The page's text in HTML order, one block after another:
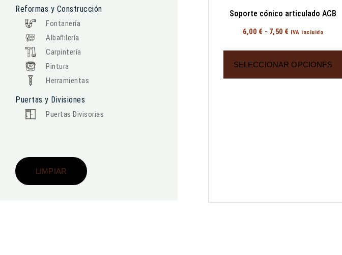
Reformas y Construcción
Fontanería
Albañilería
Carpintería
Pintura
Herramientas
Puertas y Divisiones
Puertas Divisorias
LIMPIAR
Soporte cónico articulado ACB
6,00 € - 7,50 € IVA incluido
SELECCIONAR OPCIONES